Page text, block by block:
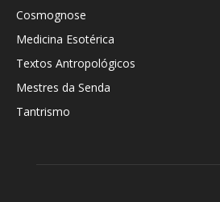
Cosmognose
Medicina Esotérica
Textos Antropológicos
Mestres da Senda
Tantrismo